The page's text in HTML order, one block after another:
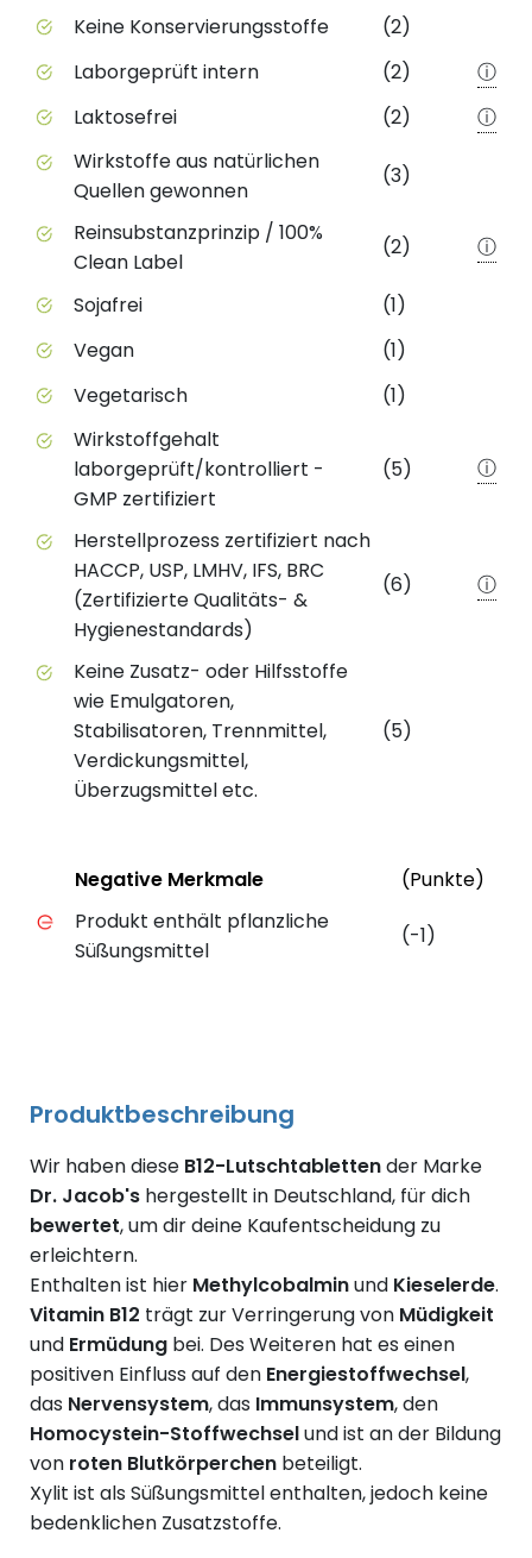
Keine Konservierungsstoffe
(2)
Laborgeprüft intern
(2)
ⓘ
Laktosefrei
(2)
ⓘ
Wirkstoffe aus natürlichen
Quellen gewonnen
(3)
Reinsubstanzprinzip / 100%
Clean Label
(2) ⓘ
Sojafrei
(1)
Vegan
(1)
Vegetarisch
(1)
Wirkstoffgehalt
laborgeprüft/kontrolliert -
GMP zertifiziert
(5) ⓘ
Herstellprozess zertifiziert nach
HACCP, USP, LMHV, IFS, BRC
(Zertifizierte Qualitäts- &
Hygienestandards)
(6) ⓘ
Keine Zusatz- oder Hilfsstoffe
wie Emulgatoren,
Stabilisatoren, Trennmittel,
Verdickungsmittel,
Überzugsmittel etc.
(5)
Negative Merkmale des Produkts mit Punkteabzug
StatusNegative Merkmale (Punkte)
Produkt enthält pflanzliche
Süßungsmittel
(-1)
Produktbeschreibung
Wir haben diese B12-Lutschtablettender Marke
Dr. Jacob's hergestellt in Deutschland, für dich
bewertet, um dir deine Kaufentscheidung zu
erleichtern.
Enthalten ist hier Methylcobalminund Kieselerde.
Vitamin B12 trägt zur Verringerung von Müdigkeit
und Ermüdung bei. Des Weiteren hat es einen
positiven Einfluss auf den Energiestoffwechsel,
das Nervensystem, das Immunsystem, den
Homocystein-Stoffwechselund ist an der Bildung
von roten Blutkörperchen beteiligt.
Xylit ist als Süßungsmittel enthalten, jedoch keine
bedenklichen Zusatzstoffe.